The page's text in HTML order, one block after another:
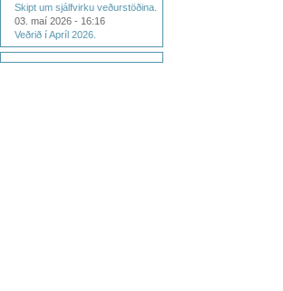
Skipt um sjálfvirku veðurstöðina.
03. maí 2026 - 16:16
Veðrið í Apríl 2026.